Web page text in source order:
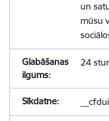
un
mūsu
24